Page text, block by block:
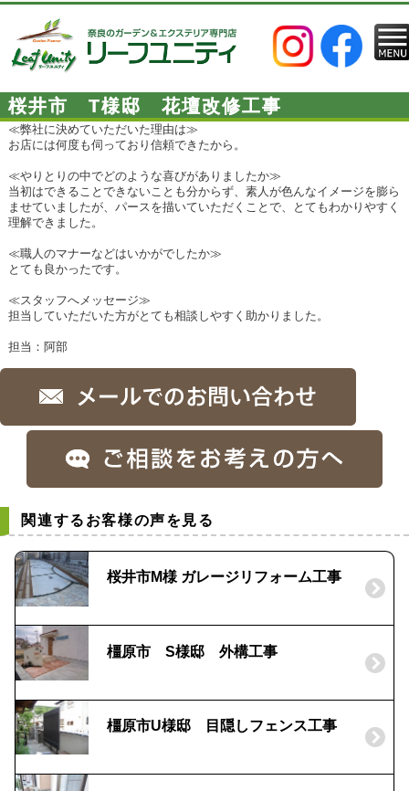
桜井市 T様邸 花壇改修工事
≪弊社に決めていただいた理由は≫
お店には何度も伺っており信頼できたから。
≪やりとりの中でどのような喜びがありましたか≫
当初はできることできないことも分からず、素人が色んなイメージを膨ら
ませていましたが、パースを描いていただくことで、とてもわかりやすく
理解できました。
≪職人のマナーなどはいかがでしたか≫
とても良かったです。
≪スタッフへメッセージ≫
担当していただいた方がとても相談しやすく助かりました。
担当：阿部
関連するお客様の声を見る
桜井市M様 ガレージリフォーム工事
橿原市 S様邸 外構工事
橿原市U様邸 目隠しフェンス工事